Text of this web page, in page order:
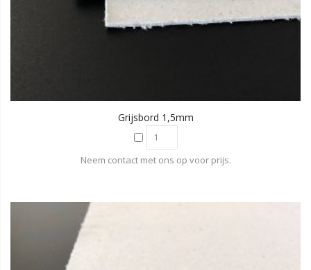
Grijsbord 1,5mm
Neem contact met ons op voor prijs.